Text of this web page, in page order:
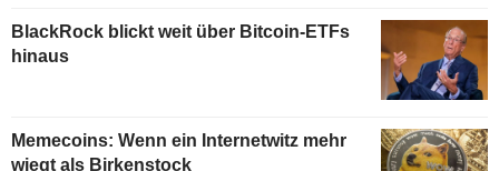
BlackRock blickt weit über Bitcoin-ETFs
hinaus
Memecoins: Wenn ein Internetwitz mehr
wiegt als Birkenstock